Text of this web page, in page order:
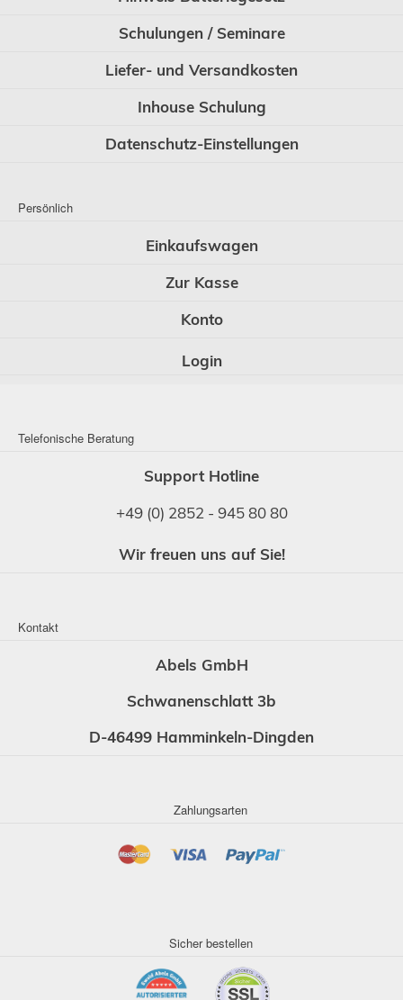
Schulungen / Seminare
Liefer- und Versandkosten
Inhouse Schulung
Datenschutz-Einstellungen
Persönlich
Einkaufswagen
Zur Kasse
Konto
Login
Telefonische Beratung
Support Hotline
+49 (0) 2852 - 945 80 80
Wir freuen uns auf Sie!
Kontakt
Abels GmbH
Schwanenschlatt 3b
D-46499 Hamminkeln-Dingden
Zahlungsarten
Sicher bestellen